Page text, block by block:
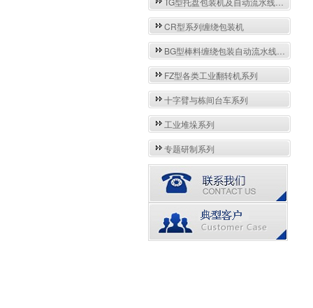
CR型系列缠绕包装机
BG型棒料缠绕包装自动流水线系列
FZ型各类工业翻转机系列
十字臂与栋间台车系列
工业堆垛系列
专题研制系列